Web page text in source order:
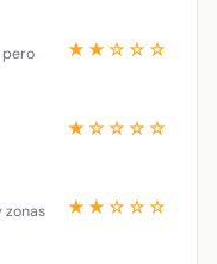
pero
★★☆☆☆
★☆☆☆☆
zonas
★★☆☆☆